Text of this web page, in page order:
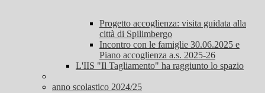
Progetto accoglienza: visita guidata alla
città di Spilimbergo
Incontro con le famiglie 30.06.2025 e
Piano accoglienza a.s. 2025-26
L'IIS "Il Tagliamento" ha raggiunto lo spazio
anno scolastico 2024/25